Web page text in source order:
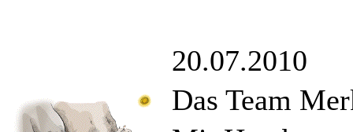
20.07.2010
Das Team